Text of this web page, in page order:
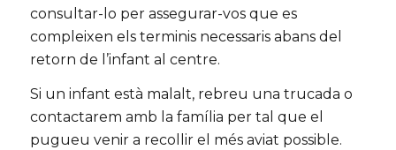
consultar-lo per assegurar-vos que es
compleixen els terminis necessaris abans del
retorn de l’infant al centre.
Si un infant està malalt, rebreu una trucada o
contactarem amb la família per tal que el
pugueu venir a recollir el més aviat possible.